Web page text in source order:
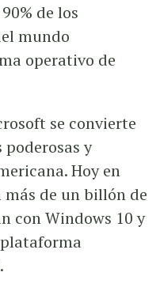
de los
mundo
operativo de
se convierte
poderosas y
Hoy en
de un billón de
con Windows 10 y